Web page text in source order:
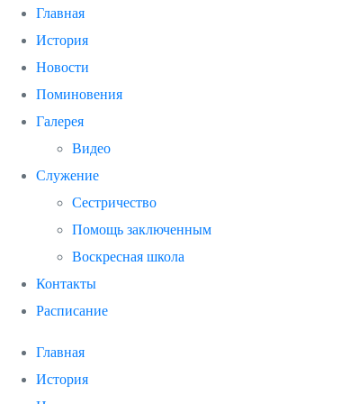
Главная
История
Новости
Поминовения
Галерея
Видео
Служение
Сестричество
Помощь заключенным
Воскресная школа
Контакты
Расписание
Главная
История